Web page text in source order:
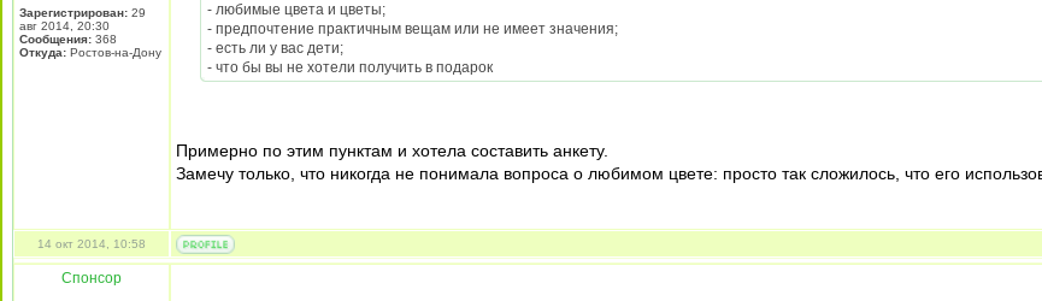
Зарегистрирован: 29
авг 2014, 20:30
Сообщения: 368
Откуда: Ростов-на-Дону
- любимые цвета и цветы;
- предпочтение практичным вещам или не имеет значения;
- есть ли у вас дети;
- что бы вы не хотели получить в подарок
Примерно по этим пунктам и хотела составить анкету.
Замечу только, что никогда не понимала вопроса о любимом цвете: просто так сложилось, что его
14 окт 2014, 10:58
Спонсор